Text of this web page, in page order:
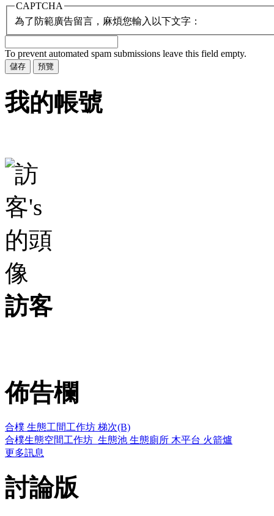
CAPTCHA
為了防範廣告留言，麻煩您輸入以下文字：
To prevent automated spam submissions leave this field empty.
我的帳號
訪客
佈告欄
合樸 生態工間工作坊 梯次(B)
合樸生態空間工作坊_生態池 生態廁所 木平台 火箭爐
更多訊息
討論版